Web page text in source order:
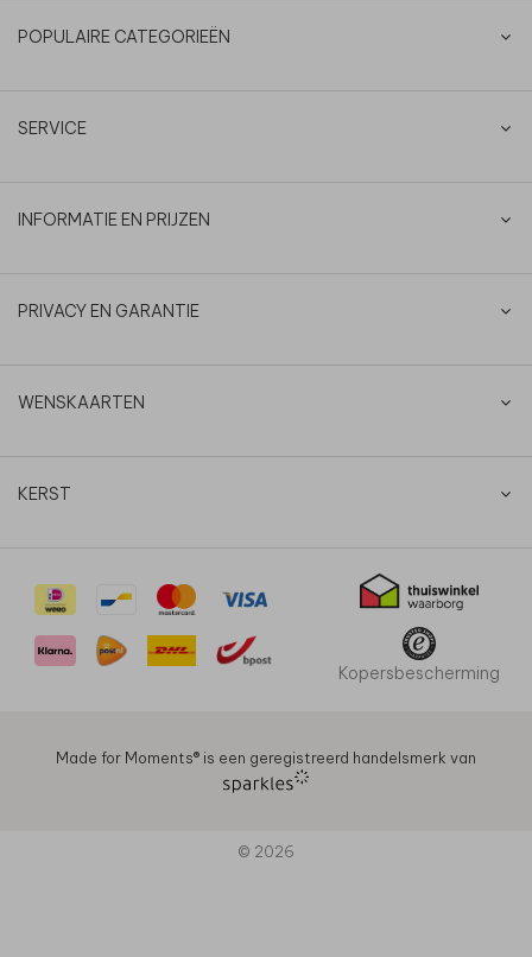
POPULAIRE CATEGORIEËN
SERVICE
INFORMATIE EN PRIJZEN
PRIVACY EN GARANTIE
WENSKAARTEN
KERST
Kopersbescherming
Made for Moments®️ is een geregistreerd handelsmerk van
© 2026